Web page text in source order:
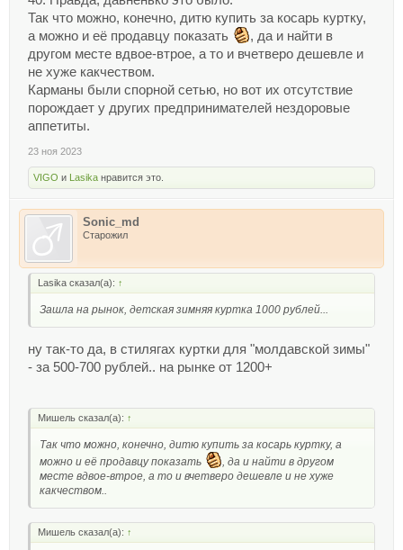
Так что можно, конечно, дитю купить за косарь куртку,
а можно и её продавцу показать
, да и найти в
другом месте вдвое-втрое, а то и вчетверо дешевле и
не хуже какчеством.
Карманы были спорной сетью, но вот их отсутствие
порождает у других предпринимателей нездоровые
аппетиты.
23 ноя 2023
VIGO и Lasika нравится это.
Sonic_md
Старожил
Lasika сказал(а): ↑
Зашла на рынок, детская зимняя куртка 1000 рублей...
ну так-то да, в стилягах куртки для "молдавской зимы"
- за 500-700 рублей.. на рынке от 1200+
Мишель сказал(а): ↑
Так что можно, конечно, дитю купить за косарь куртку, а
можно и её продавцу показать
, да и найти в другом
месте вдвое-втрое, а то и вчетверо дешевле и не хуже
какчеством..
Мишель сказал(а): ↑